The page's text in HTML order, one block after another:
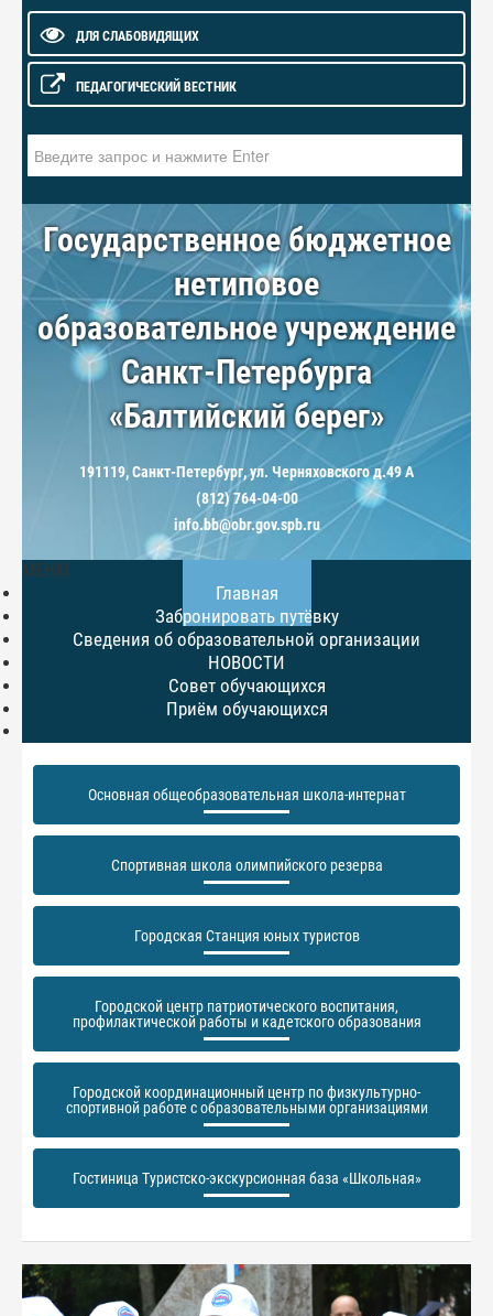
ДЛЯ СЛАБОВИДЯЩИХ
ПЕДАГОГИЧЕСКИЙ ВЕСТНИК
Государственное бюджетное
нетиповое
образовательное учреждение
Санкт-Петербурга
«Балтийский берег»
191119, Санкт-Петербург, ул. Черняховского д.49 А
(812) 764-04-00
info.bb@obr.gov.spb.ru
МЕНЮ
Главная
Забронировать путёвку
Сведения об образовательной организации
НОВОСТИ
Совет обучающихся
Приём обучающихся
Основная общеобразовательная школа-интернат
Спортивная школа олимпийского резерва
Городская Станция юных туристов
Городской центр патриотического воспитания,
профилактической работы и кадетского образования
Городской координационный центр по физкультурно-
спортивной работе с образовательными организациями
Гостиница Туристско-экскурсионная база «Школьная»